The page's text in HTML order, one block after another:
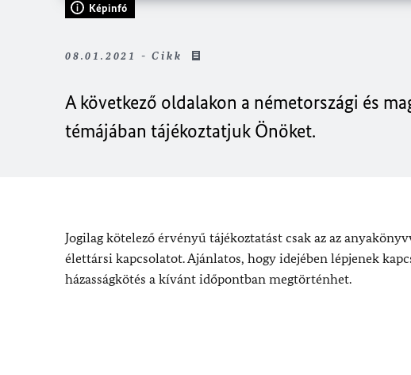
Képinfó
08.01.2021 - Cikk
A következő oldalakon a németországi és
témájában tájékoztatjuk Önöket.
Jogilag kötelező érvényű tájékoztatást csak az az
élettársi kapcsolatot. Ajánlatos, hogy idejében lépjenek
házasságkötés a kívánt időpontban megtörténhet.